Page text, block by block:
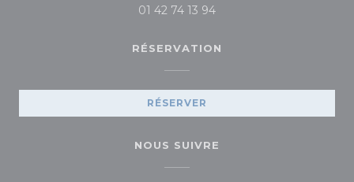
01 42 74 13 94
RÉSERVATION
RÉSERVER
NOUS SUIVRE